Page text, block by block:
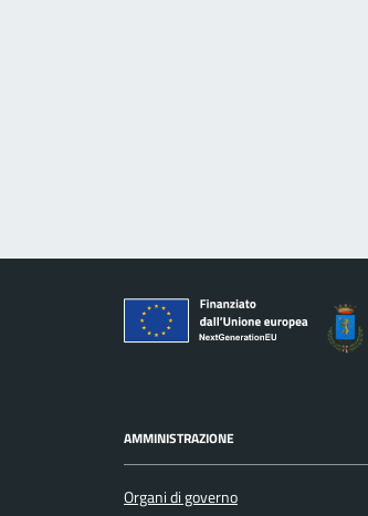
AMMINISTRAZIONE
Organi di governo